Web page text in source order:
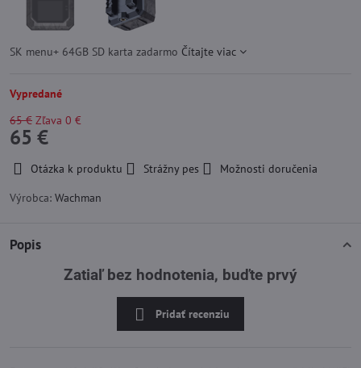
SK menu+ 64GB SD karta zadarmo Čítajte viac
Vypredané
65 € Zľava 0 €
65 €
Otázka k produktu Strážny pes
Možnosti doručenia
Výrobca: Wachman
Popis
Zatiaľ bez hodnotenia, buďte prvý
Pridať recenziu